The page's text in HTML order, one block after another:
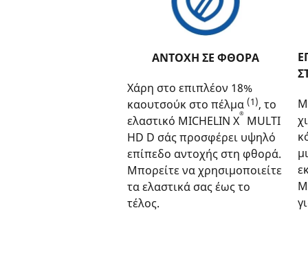
ΑΝΤΟΧΗ ΣΕ ΦΘΟΡΑ
Χάρη στο επιπλέον 18%
καουτσούκ στο πέλμα (1), το
ελαστικό MICHELIN X® MULTI
HD D σάς προσφέρει υψηλό
επίπεδο αντοχής στη φθορά.
Μπορείτε να χρησιμοποιείτε
τα ελαστικά σας έως το
τέλος.